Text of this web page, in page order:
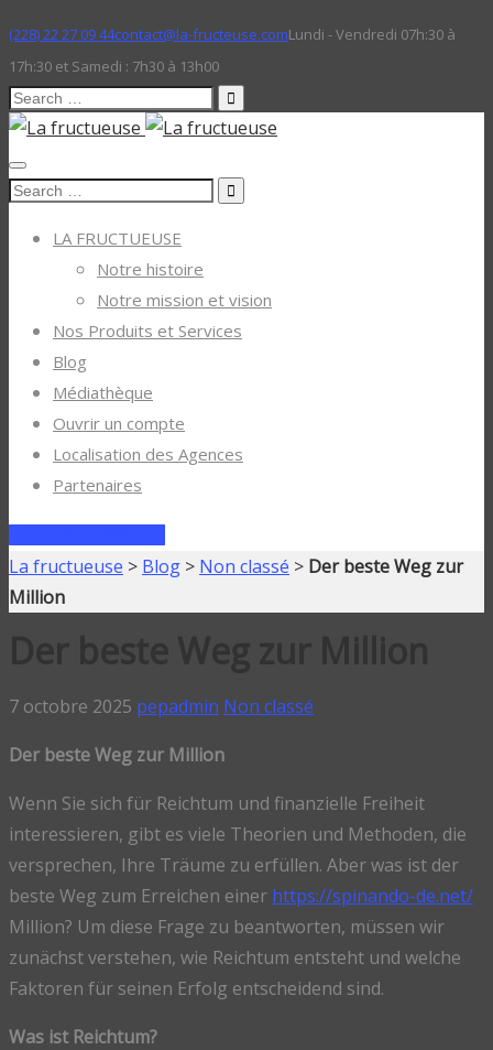
(228) 22 27 09 44contact@la-fructeuse.comLundi - Vendredi 07h:30 à
17h:30 et Samedi : 7h30 à 13h00
Search
for:
Search
LA FRUCTUEUSE
Notre histoire
Notre mission et vision
Nos Produits et Services
Blog
Médiathèque
Ouvrir un compte
Localisation des Agences
Partenaires
La fructueuse > Blog > Non classé > Der beste Weg zur
Million
7 octobre 2025 pepadmin Non classé
Der beste Weg zur Million
Wenn Sie sich für Reichtum und finanzielle Freiheit
interessieren, gibt es viele Theorien und Methoden, die
versprechen, Ihre Träume zu erfüllen. Aber was ist der
beste Weg zum Erreichen einer https://spinando-de.net/
Million? Um diese Frage zu beantworten, müssen wir
zunächst verstehen, wie Reichtum entsteht und welche
Faktoren für seinen Erfolg entscheidend sind.
Was ist Reichtum?